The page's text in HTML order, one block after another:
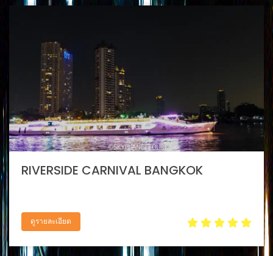
RIVERSIDE CARNIVAL BANGKOK
ดูรายละเอียด